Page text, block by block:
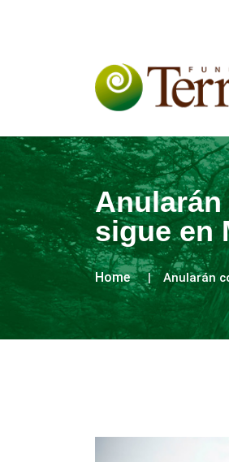
sigue en
Home Anularán